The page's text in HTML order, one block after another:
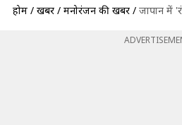
होम / खबरें / मनोरंजन की खबरें / जापान में 'रंगस्थलम'